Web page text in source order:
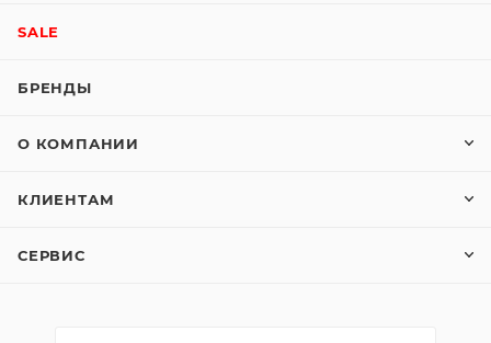
SALE
БРЕНДЫ
О КОМПАНИИ
КЛИЕНТАМ
СЕРВИС